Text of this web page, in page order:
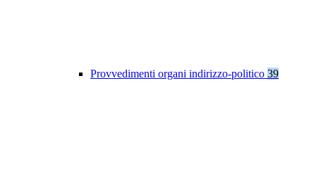
Provvedimenti organi indirizzo-politico 39